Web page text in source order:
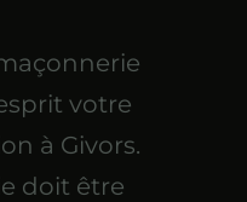
votre
à Givors.
doit être